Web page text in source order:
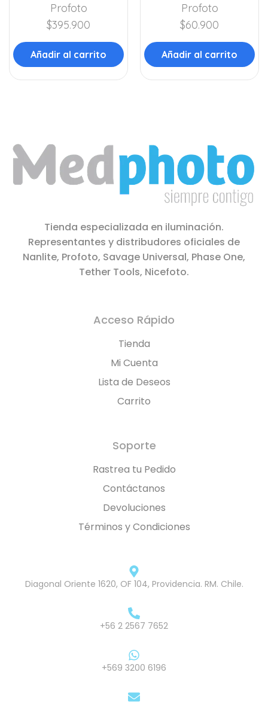
Profoto
$395.900
Añadir al carrito
Profoto
$60.900
Añadir al carrito
Tienda especializada en iluminación.
Representantes y distribudores oficiales de
Nanlite, Profoto, Savage Universal, Phase One,
Tether Tools, Nicefoto.
Acceso Rápido
Tienda
Mi Cuenta
Lista de Deseos
Carrito
Soporte
Rastrea tu Pedido
Contáctanos
Devoluciones
Términos y Condiciones
Diagonal Oriente 1620, OF 104, Providencia. RM. Chile.
+56 2 2567 7652
+569 3200 6196